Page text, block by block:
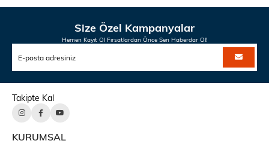
Size Özel Kampanyalar
Hemen Kayıt Ol Fırsatlardan Önce Sen Haberdar Ol!
Takipte Kal
KURUMSAL